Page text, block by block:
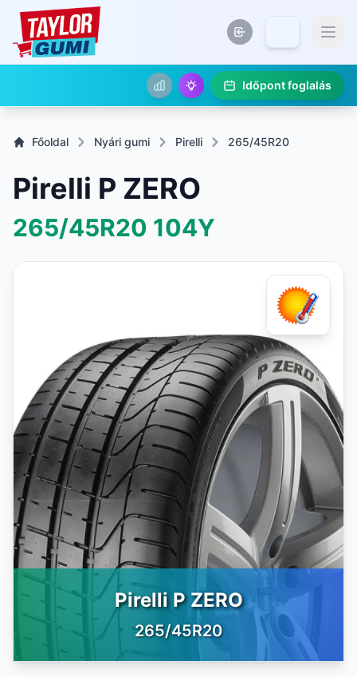
Időpont foglalás
Főoldal Nyári gumi Pirelli 265/45R20
Pirelli P ZERO
265/45R20 104Y
Pirelli P ZERO
265/45R20